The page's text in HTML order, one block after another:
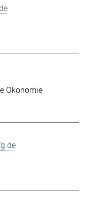
Ökonomie